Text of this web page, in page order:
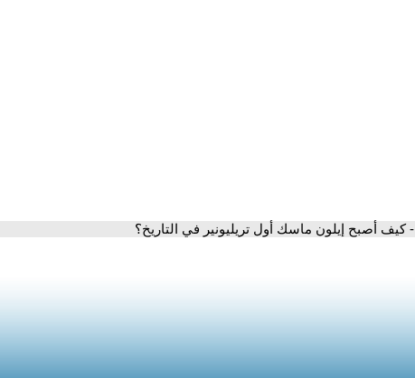
- كيف أصبح إيلون ماسك أول تريليونير في التاريخ؟